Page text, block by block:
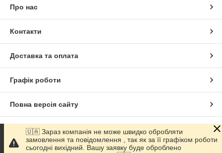
Про нас
Контакти
Доставка та оплата
Графік роботи
Повна версія сайту
Сайт створено на маркетплейсі Prom.ua
🇺🇦 Зараз компанія не може швидко обробляти
замовлення та повідомлення , так як за її графіком роботи
сьогодні вихідний. Вашу заявку буде оброблено